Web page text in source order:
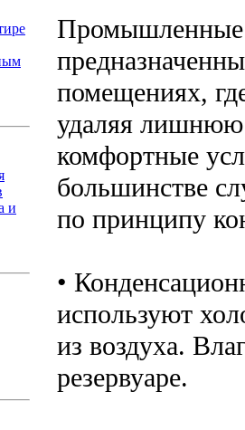
и
Промышленные
помещениях,
удаляя лишнюю
комфортные
большинстве
по принципу
•
используют
из воздуха.
резервуаре.